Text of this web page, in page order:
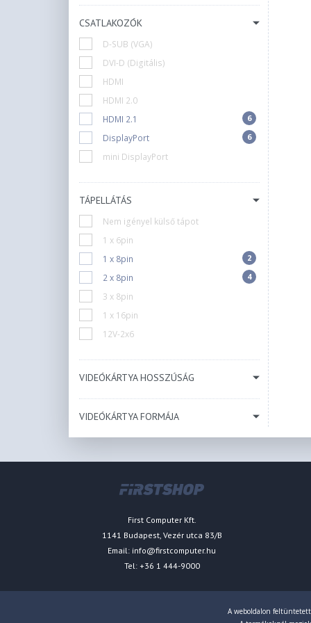
CSATLAKOZÓK
D-SUB (VGA)
DVI-D (Digitális)
HDMI
HDMI 2.0
HDMI 2.1
6
DisplayPort 6
mini DisplayPort
TÁPELLÁTÁS
Nem igényel külső tápot
1 x 6pin
1 x 8pin
2
2 x 8pin 4
3 x 8pin
1 x 16pin
12V-2x6
VIDEÓKÁRTYA HOSSZÚSÁG
VIDEÓKÁRTYA FORMÁJA
First Computer Kft.
1141 Budapest, Vezér utca 83/B
Email: info@firstcomputer.hu
Tel: +36 1 444-9000
A weboldalon